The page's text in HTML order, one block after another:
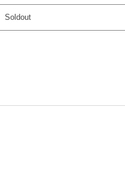
Soldout